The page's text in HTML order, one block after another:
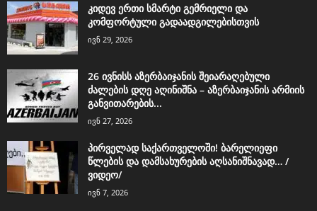
კიდევ ერთი სმარტი გემრიელი და
კომფორტული გადაადგილებისთვის
ივნ 29, 2026
26 ივნისს აზერბაიჯანის შეიარაღებული
ძალების დღე აღინიშნა – აზერბაიჯანის არმიის
განვითარების...
ივნ 27, 2026
პირველად საქართველოში! ბარელიეფი
წლების და დამსახურების აღსანიშნავად… /
ვიდეო/
ივნ 7, 2026